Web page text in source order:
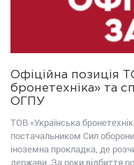
Офіційна позиція
бронетехніка» та
ОГПУ
ТОВ «Українська
постачальником Сил
іноземна прокладка, де
держави. За роки відбиття